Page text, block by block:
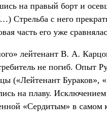
на правый борт и
Стрельба с него
часть его уже
лейтенант В. А.
не погиб. Опыт
(«Лейтенант Бураков»,
на плаву.
«Сердитым» в самом